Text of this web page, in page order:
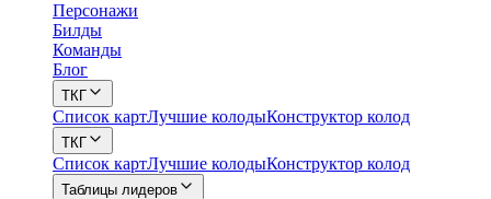
Персонажи
Билды
Команды
Блог
ТКГ
Список картЛучшие колодыКонструктор колод
ТКГ
Список картЛучшие колодыКонструктор колод
Таблицы лидеров